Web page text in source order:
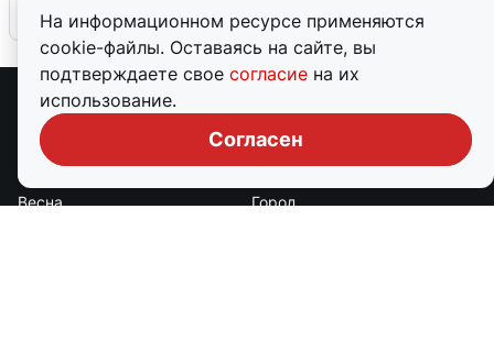
На информационном ресурсе применяются
cookie-файлы. Оставаясь на сайте, вы
подтверждаете свое согласие на их
использование.
Согласен
3 августа
Рубрики
Авто
Бизнес
Весна
Город